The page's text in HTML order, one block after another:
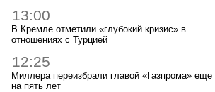
13:00
В Кремле отметили «глубокий кризис» в
отношениях с Турцией
12:25
Миллера переизбрали главой «Газпрома» еще
на пять лет